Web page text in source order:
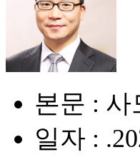
본문 : 사
일자 :